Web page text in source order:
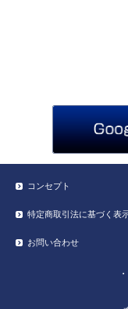
コンセプト
特定商取引法に基づく表
お問い合わせ